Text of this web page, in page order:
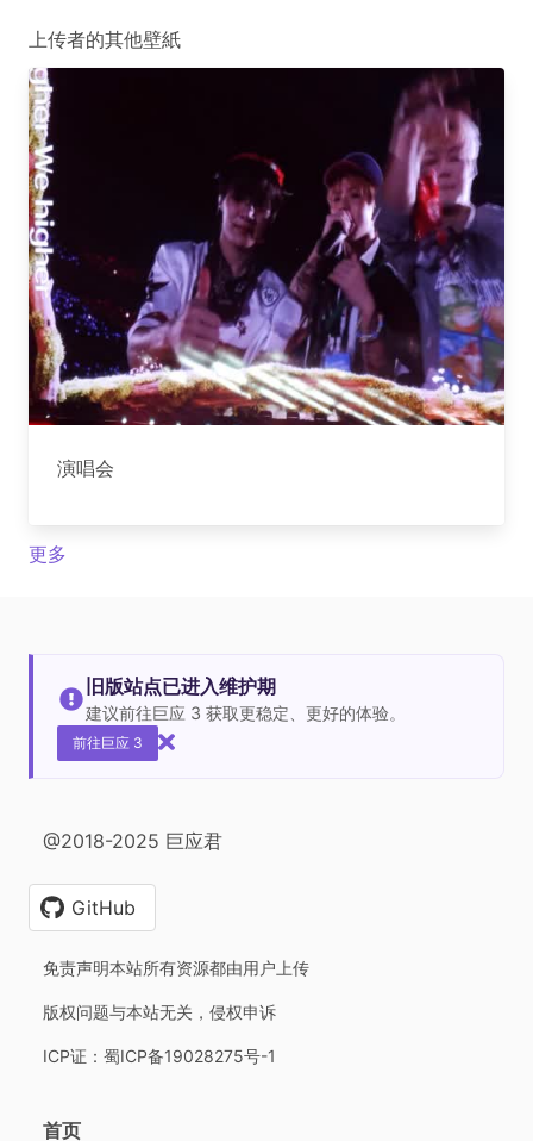
上传者的其他壁紙
演唱会
更多
旧版站点已进入维护期
建议前往巨应 3 获取更稳定、更好的体验。
前往巨应 3
@2018-2025 巨应君
GitHub
免责声明本站所有资源都由用户上传
版权问题与本站无关，侵权申诉
ICP证：蜀ICP备19028275号-1
首页